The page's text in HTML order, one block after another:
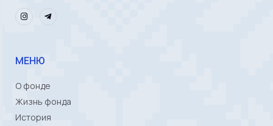
МЕНЮ
О фонде
Жизнь фонда
История